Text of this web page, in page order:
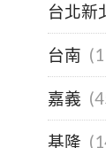
台北新
台南
嘉義
基隆